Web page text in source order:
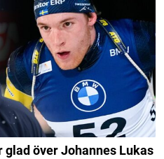
glad över Johannes Lukas